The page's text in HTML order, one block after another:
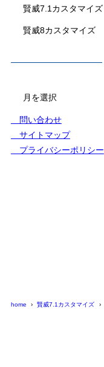
賢威7.1カスタマイズ
賢威8カスタマイズ
問い合わせ
サイトマップ
プライバシーポリシー
home 賢威7.1カスタマイズ